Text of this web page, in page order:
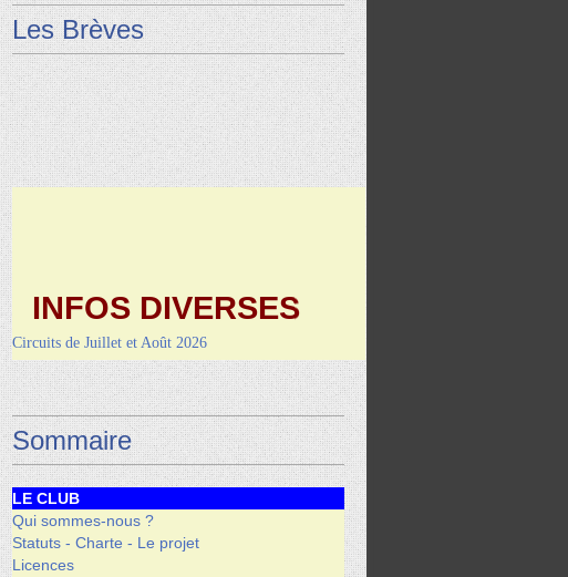
Les Brèves
INFOS DIVERSES
Vendredi 4 septembre-RANDO/REPAS de Montcuq
Sommaire
LE CLUB
Qui sommes-nous ?
Statuts - Charte - Le projet
Licences